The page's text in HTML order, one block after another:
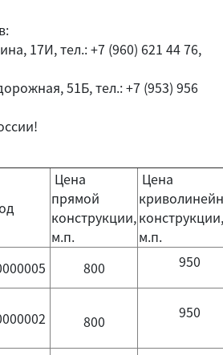
17И, тел.: +7 (960) 621 44 76,
51Б, тел.: +7 (953) 956
Цена
прямой
конструкции,
м.п.
Цена
конструкции,
м.п.
800
950
800 950